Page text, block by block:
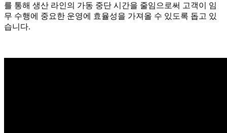
를 통해 생산 라인의 가동 중단 시간을 줄임으로써 고객이 임
무 수행에 중요한 운영에 효율성을 가져올 수 있도록 돕고 있
습니다.